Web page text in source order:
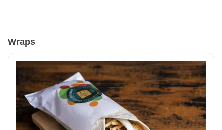
Wraps